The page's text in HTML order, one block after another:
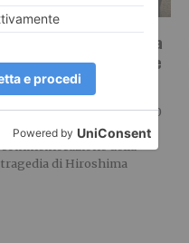
A Torino il ricordo della
tragedia di Hiroshima e
Nagasaki
Giovedì 6 agosto alle h 21.00
si è tenuta la tradizionale
tragedia di Hiroshima